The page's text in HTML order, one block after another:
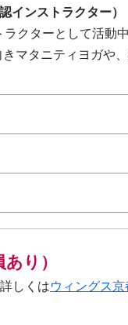
ンストラクター）
クターとして活動中
マタニティヨガや
り）
しくはウィングス